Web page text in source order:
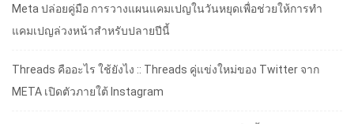
Meta ปล่อยคู่มือ การวางแผนแคมเปญในวันหยุดเพื่อช่วยให้การทำ
แคมเปญล่วงหน้าสำหรับปลายปีนี้
Threads คืออะไร ใช้ยังไง :: Threads คู่แข่งใหม่ของ Twitter จาก
META เปิดตัวภายใต้ Instagram